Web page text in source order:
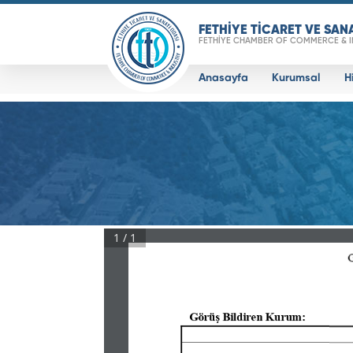
FETHİYE TİCARET VE
FETHİYE CHAMBER OF COMMERCE &
Anasayfa Kurumsal
Real 3D Flipbook has lightbox feature -
Click on a book cover to start reading.
1 / 1